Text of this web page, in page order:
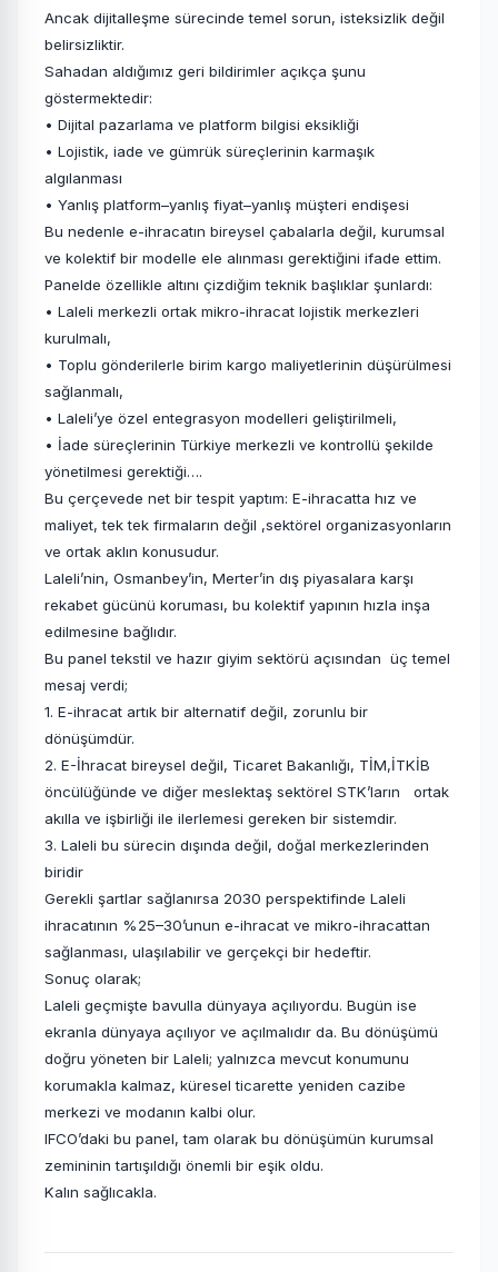
Ancak dijitalleşme sürecinde temel sorun, isteksizlik değil
belirsizliktir.
Sahadan aldığımız geri bildirimler açıkça şunu
göstermektedir:
• Dijital pazarlama ve platform bilgisi eksikliği
• Lojistik, iade ve gümrük süreçlerinin karmaşık
algılanması
• Yanlış platform–yanlış fiyat–yanlış müşteri endişesi
Bu nedenle e-ihracatın bireysel çabalarla değil, kurumsal
ve kolektif bir modelle ele alınması gerektiğini ifade ettim.
Panelde özellikle altını çizdiğim teknik başlıklar şunlardı:
• Laleli merkezli ortak mikro-ihracat lojistik merkezleri
kurulmalı,
• Toplu gönderilerle birim kargo maliyetlerinin düşürülmesi
sağlanmalı,
• Laleli’ye özel entegrasyon modelleri geliştirilmeli,
• İade süreçlerinin Türkiye merkezli ve kontrollü şekilde
yönetilmesi gerektiği….
Bu çerçevede net bir tespit yaptım: E-ihracatta hız ve
maliyet, tek tek firmaların değil ,sektörel organizasyonların
ve ortak aklın konusudur.
Laleli’nin, Osmanbey’in, Merter’in dış piyasalara karşı
rekabet gücünü koruması, bu kolektif yapının hızla inşa
edilmesine bağlıdır.
Bu panel tekstil ve hazır giyim sektörü açısından üç temel
mesaj verdi;
1. E-ihracat artık bir alternatif değil, zorunlu bir
dönüşümdür.
2. E-İhracat bireysel değil, Ticaret Bakanlığı, TİM,İTKİB
öncülüğünde ve diğer meslektaş sektörel STK’ların ortak
akılla ve işbirliği ile ilerlemesi gereken bir sistemdir.
3. Laleli bu sürecin dışında değil, doğal merkezlerinden
biridir
Gerekli şartlar sağlanırsa 2030 perspektifinde Laleli
ihracatının %25–30’unun e-ihracat ve mikro-ihracattan
sağlanması, ulaşılabilir ve gerçekçi bir hedeftir.
Sonuç olarak;
Laleli geçmişte bavulla dünyaya açılıyordu. Bugün ise
ekranla dünyaya açılıyor ve açılmalıdır da. Bu dönüşümü
doğru yöneten bir Laleli; yalnızca mevcut konumunu
korumakla kalmaz, küresel ticarette yeniden cazibe
merkezi ve modanın kalbi olur.
IFCO’daki bu panel, tam olarak bu dönüşümün kurumsal
zemininin tartışıldığı önemli bir eşik oldu.
Kalın sağlıcakla.